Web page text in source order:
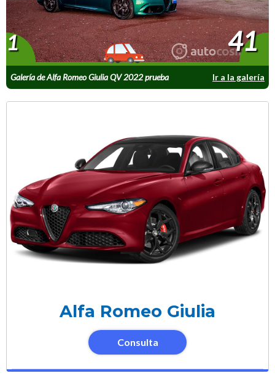
Galería de Alfa Romeo Giulia QV 2022 prueba Ir a la galería
1 41
Alfa Romeo Giulia
Consulta